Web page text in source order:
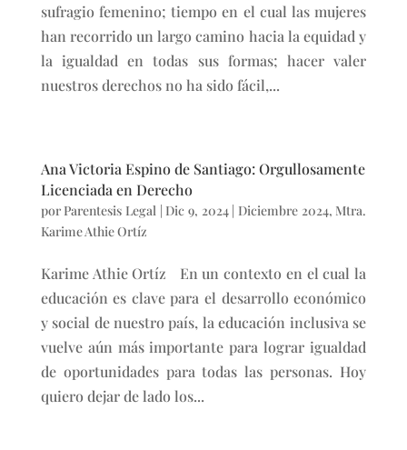
sufragio femenino; tiempo en el cual las mujeres
han recorrido un largo camino hacia la equidad y
la igualdad en todas sus formas; hacer valer
nuestros derechos no ha sido fácil,...
Ana Victoria Espino de Santiago: Orgullosamente
Licenciada en Derecho
por Parentesis Legal | Dic 9, 2024| Diciembre 2024, Mtra.
Karime Athie Ortíz
Karime Athie Ortíz En un contexto en el cual la
educación es clave para el desarrollo económico
y social de nuestro país, la educación inclusiva se
vuelve aún más importante para lograr igualdad
de oportunidades para todas las personas. Hoy
quiero dejar de lado los...